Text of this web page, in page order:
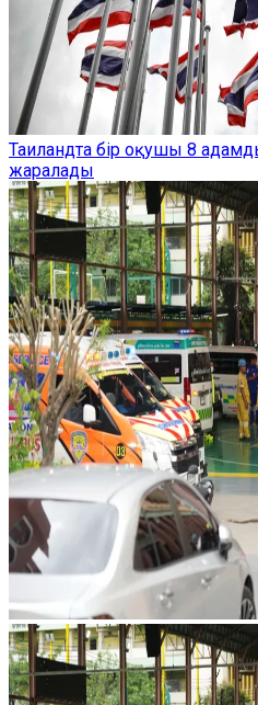
Таиландта бір оқушы 8
жаралады